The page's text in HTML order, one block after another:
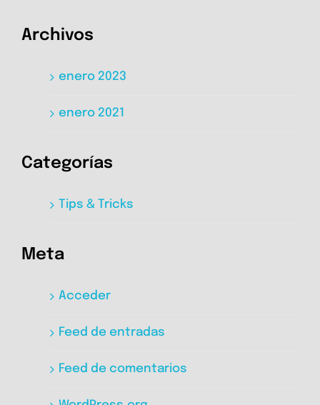
Archivos
enero 2023
enero 2021
Categorías
Tips & Tricks
Meta
Acceder
Feed de entradas
Feed de comentarios